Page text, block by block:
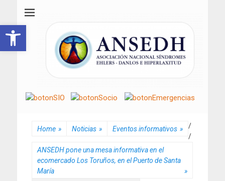
Abrir barra de herramientas
Home » Noticias » /
Eventos informativos »
/
ANSEDH pone una mesa informativa en el
ecomercado Los Toruños, en el Puerto de Santa
María
»